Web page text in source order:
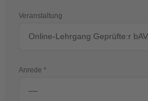
Veranstaltung
Anrede